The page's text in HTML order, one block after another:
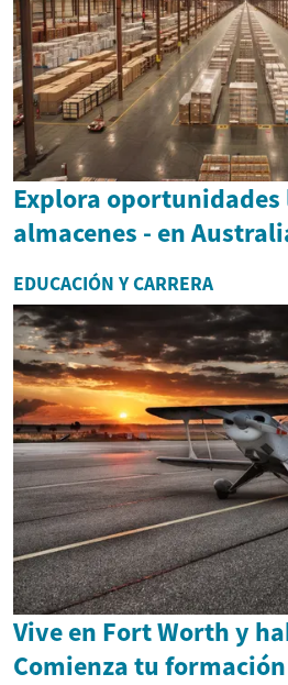
Explora oportunidades
almacenes - en
EDUCACIÓN Y CARRERA
Vive en Fort Worth y
Comienza tu